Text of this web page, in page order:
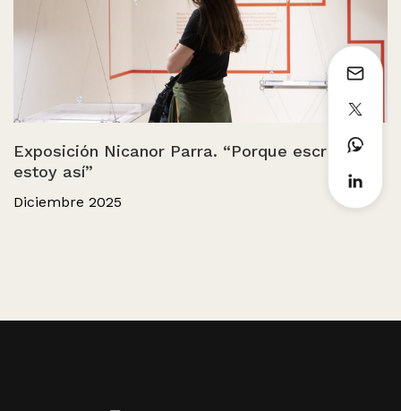
Exposición Nicanor Parra. “Porque escribo
estoy así”
Diciembre 2025